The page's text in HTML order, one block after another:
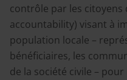
contrôle par les citoyens
accountability) visant à
population locale –
bénéficiaires, les
de la société civile –